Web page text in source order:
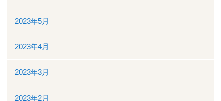
2023年5月
2023年4月
2023年3月
2023年2月